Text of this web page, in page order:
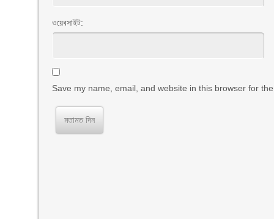
ওয়েবসাইট:
Save my name, email, and website in this browser for